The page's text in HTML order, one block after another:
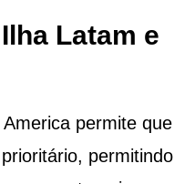
Latam e
permite que
permitindo